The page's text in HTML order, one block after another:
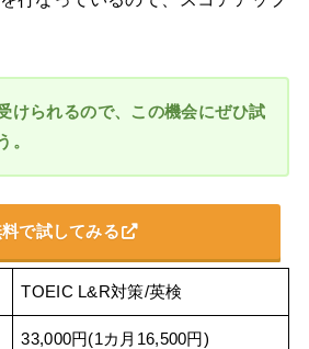
けられるので、この機会にぜひ試
。
で試してみる
TOEIC L&R対策/英検
33,000円(1カ月16,500円)